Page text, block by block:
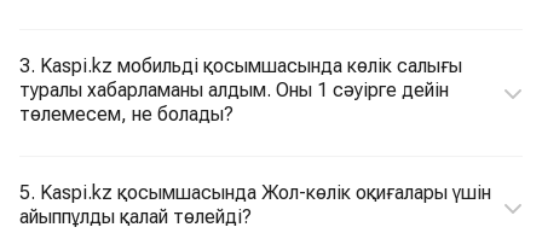
3. Kaspi.kz мобильді қосымшасында көлік салығы
туралы хабарламаны алдым. Оны 1 сәуірге дейін
төлемесем, не болады?
5. Kaspi.kz қосымшасында Жол-көлік оқиғалары үшін
айыппұлды қалай төлейді?